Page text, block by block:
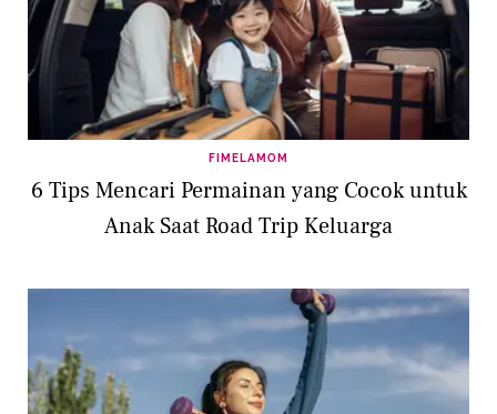
FIMELAMOM
6 Tips Mencari Permainan yang Cocok untuk
Anak Saat Road Trip Keluarga